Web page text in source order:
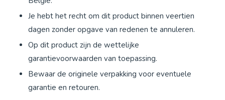
Je hebt het recht om dit product binnen veertien
dagen zonder opgave van redenen te annuleren.
Op dit product zijn de wettelijke
garantievoorwaarden van toepassing.
Bewaar de originele verpakking voor eventuele
garantie en retouren.